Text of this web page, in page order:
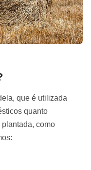
que é utilizada
quanto
como